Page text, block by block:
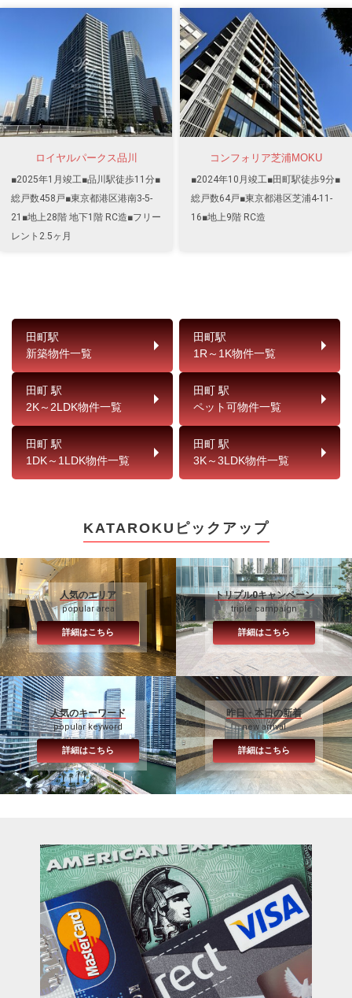
ロイヤルパークス品川
■2025年1月竣工■品川駅徒歩11分■
総戸数458戸■東京都港区港南3-5-
21■地上28階 地下1階 RC造■フリー
レント2.5ヶ月
コンフォリア芝浦MOKU
■2024年10月竣工■田町駅徒歩9分■
総戸数64戸■東京都港区芝浦4-11-
16■地上9階 RC造
田町駅
新築物件一覧
田町駅
1R～1K物件一覧
田町 駅
2K～2LDK物件一覧
田町 駅
ペット可物件一覧
田町 駅
1DK～1LDK物件一覧
田町 駅
3K～3LDK物件一覧
KATAROKUピックアップ
人気のエリア
popular area
詳細はこちら
トリプル0キャンペーン
triple campaign
詳細はこちら
人気のキーワード
popular keyword
詳細はこちら
昨日・本日の新着
new arrival
詳細はこちら